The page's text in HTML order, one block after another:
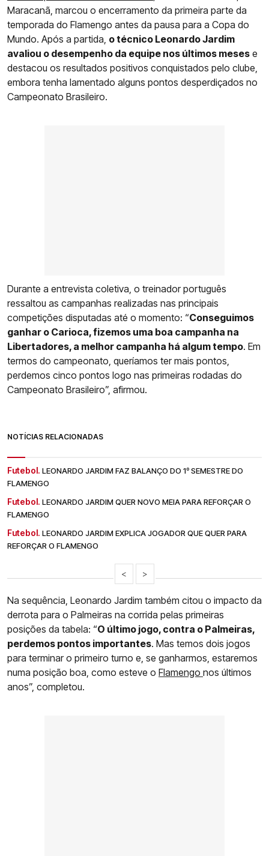
Maracanã, marcou o encerramento da primeira parte da
temporada do Flamengo antes da pausa para a Copa do
Mundo. Após a partida, o técnico Leonardo Jardim
avaliou o desempenho da equipe nos últimos meses e
destacou os resultados positivos conquistados pelo clube,
embora tenha lamentado alguns pontos desperdiçados no
Campeonato Brasileiro.
Durante a entrevista coletiva, o treinador português
ressaltou as campanhas realizadas nas principais
competições disputadas até o momento: “Conseguimos
ganhar o Carioca, fizemos uma boa campanha na
Libertadores, a melhor campanha há algum tempo. Em
termos do campeonato, queríamos ter mais pontos,
perdemos cinco pontos logo nas primeiras rodadas do
Campeonato Brasileiro”, afirmou.
NOTÍCIAS RELACIONADAS
Futebol. LEONARDO JARDIM FAZ BALANÇO DO 1º SEMESTRE DO
FLAMENGO
Futebol. LEONARDO JARDIM QUER NOVO MEIA PARA REFORÇAR O
FLAMENGO
Futebol. LEONARDO JARDIM EXPLICA JOGADOR QUE QUER PARA
REFORÇAR O FLAMENGO
< >
Na sequência, Leonardo Jardim também citou o impacto da
derrota para o Palmeiras na corrida pelas primeiras
posições da tabela: “O último jogo, contra o Palmeiras,
perdemos pontos importantes. Mas temos dois jogos
para terminar o primeiro turno e, se ganharmos, estaremos
numa posição boa, como esteve o Flamengo nos últimos
anos”, completou.